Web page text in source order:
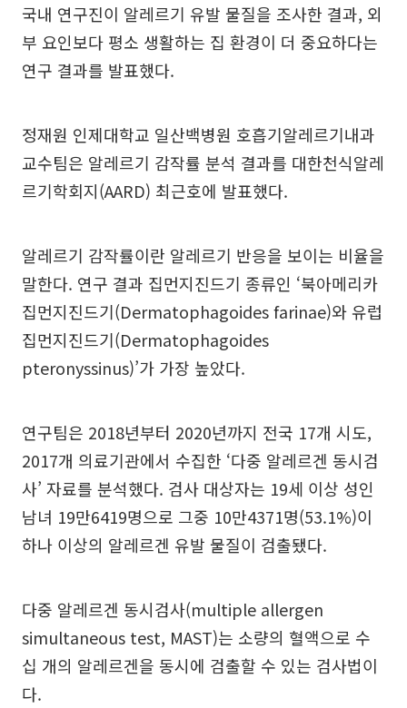
국내 연구진이 알레르기 유발 물질을 조사한 결과, 외
부 요인보다 평소 생활하는 집 환경이 더 중요하다는
연구 결과를 발표했다.
정재원 인제대학교 일산백병원 호흡기알레르기내과
교수팀은 알레르기 감작률 분석 결과를 대한천식알레
르기학회지(AARD) 최근호에 발표했다.
알레르기 감작률이란 알레르기 반응을 보이는 비율을
말한다. 연구 결과 집먼지진드기 종류인 ‘북아메리카
집먼지진드기(Dermatophagoides farinae)와 유럽
집먼지진드기(Dermatophagoides
pteronyssinus)’가 가장 높았다.
연구팀은 2018년부터 2020년까지 전국 17개 시도,
2017개 의료기관에서 수집한 ‘다중 알레르겐 동시검
사’ 자료를 분석했다. 검사 대상자는 19세 이상 성인
남녀 19만6419명으로 그중 10만4371명(53.1%)이
하나 이상의 알레르겐 유발 물질이 검출됐다.
다중 알레르겐 동시검사(multiple allergen
simultaneous test, MAST)는 소량의 혈액으로 수
십 개의 알레르겐을 동시에 검출할 수 있는 검사법이
다.